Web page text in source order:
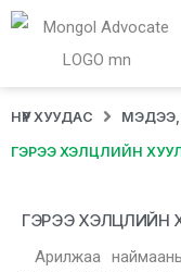
НҮҮР ХУУДАС
ГЭРЭЭ ХЭЛЦЛИЙН
ГЭРЭЭ ХЭЛЦЛИЙН
Арилжаа